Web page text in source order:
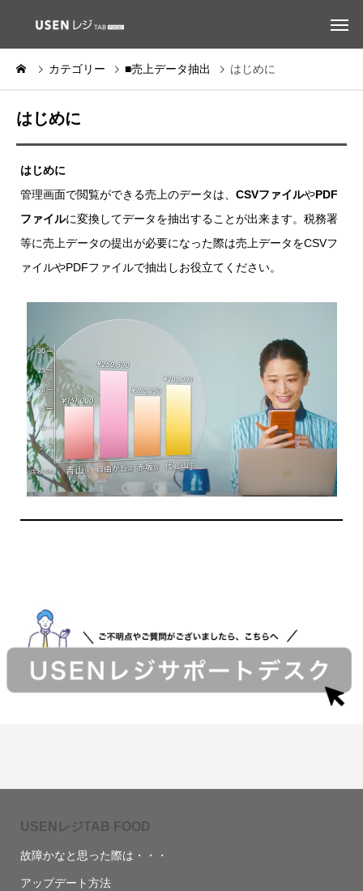
カテゴリー ■売上データ抽出 はじめに
はじめに
はじめに
管理画面で閲覧ができる売上のデータは、 CSVファイルやPDF
ファイルに変換してデータを抽出することが出来ます。税務署
等に売上データの提出が必要になった際は売上データをCSVフ
ァイルやPDFファイルで抽出しお役立てください。
USENレジTAB FOOD
故障かなと思った際は・・・
アップデート方法